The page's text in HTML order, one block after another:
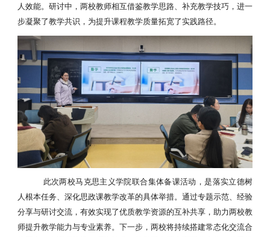
人效能。研讨中，两校教师相互借鉴教学思路、补充教学技巧，进一
步凝聚了教学共识，为提升课程教学质量拓宽了实践路径。
此次两校马克思主义学院联合集体备课活动，是落实立德树
人根本任务、深化思政课教学改革的具体举措。通过专题示范、经验
分享与研讨交流，有效实现了优质教学资源的互补共享，助力两校教
师提升教学能力与专业素养。下一步，两校将持续搭建常态化交流合